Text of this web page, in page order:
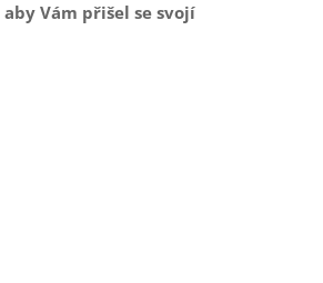
Vám přišel se svojí